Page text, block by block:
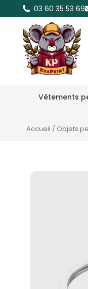
03 60 35 53 69
Vêtements
Accueil / Objets